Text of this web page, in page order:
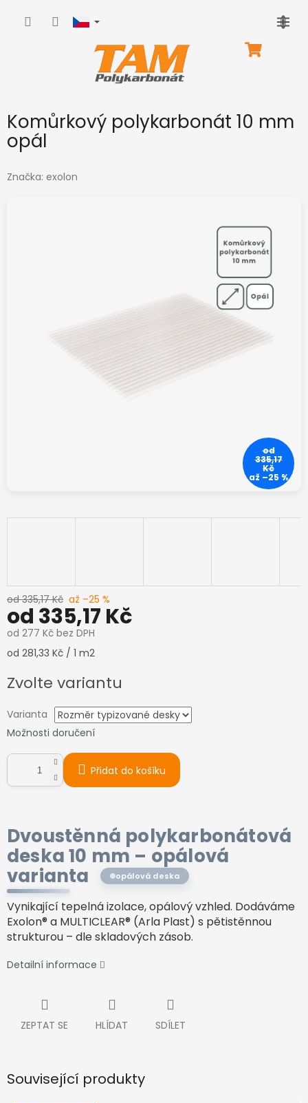
NÁKUPNÍ
Komůrkový polykarbonát 10 mm
opál
Značka: exolon
od
335,17
Kč
až –25 %
od 335,17 Kč až –25 %
od 335,17 Kč
od 277 Kč bez DPH
Měrná
od 281,33 Kč / 1 m2
Zvolte variantu
Varianta
Možnosti doručení
Přidat do košíku
Dvoustěnná polykarbonátová
deska 10 mm – opálová
varianta
opálová deska
Vynikající tepelná izolace, opálový vzhled. Dodáváme
Exolon® a MULTICLEAR® (Arla Plast) s pětistěnnou
strukturou – dle skladových zásob.
Detailní informace
ZEPTAT SE HLÍDAT SDÍLET
Související produkty